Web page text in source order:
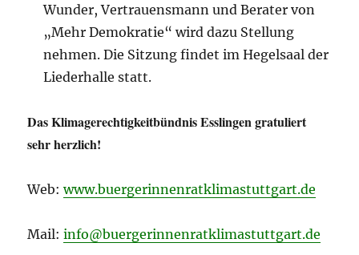
Wunder, Vertrauensmann und Berater von
„Mehr Demokratie“ wird dazu Stellung
nehmen. Die Sitzung findet im Hegelsaal der
Liederhalle statt.
Das Klimagerechtigkeitbündnis Esslingen gratuliert
sehr herzlich!
Web:www.buergerinnenratklimastuttgart.de
Mail:info@buergerinnenratklimastuttgart.de